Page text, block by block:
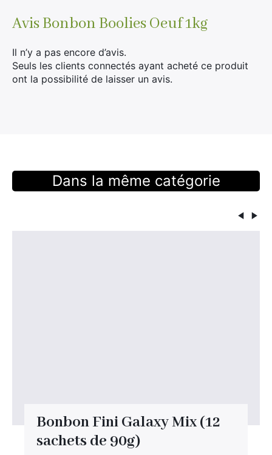
AvisBonbon Boolies Oeuf 1kg
Il n’y a pas encore d’avis.
Seuls les clients connectés ayant acheté ce produit
ont la possibilité de laisser un avis.
Dans la même catégorie
Bonbon Fini Galaxy Mix (12
sachets de 90g)